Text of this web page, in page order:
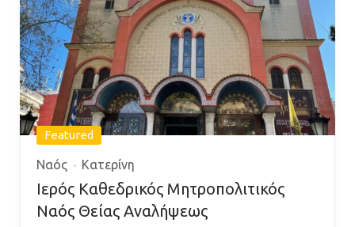
Featured
Ναός Κατερίνη
Ιερός Καθεδρικός Μητροπολιτικός
Ναός Θείας Αναλήψεως